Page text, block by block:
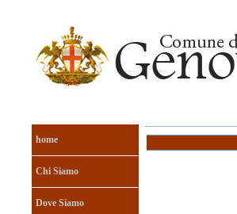
home
Chi Siamo
Dove Siamo